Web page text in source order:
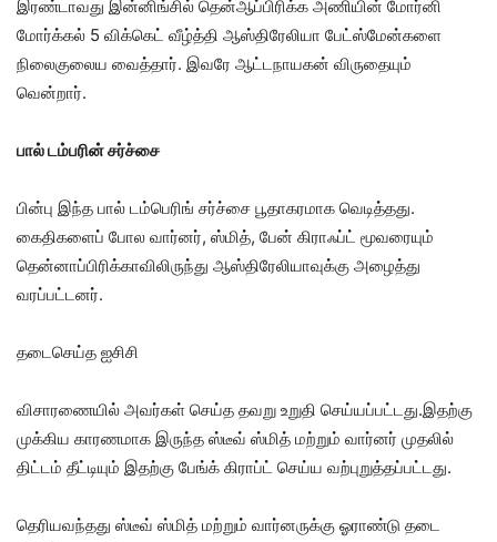
இரண்டாவது இன்னிங்சில் தென்ஆப்பிரிக்க அணியின் மோர்னி
மோர்க்கல் 5 விக்கெட் வீழ்த்தி ஆஸ்திரேலியா பேட்ஸ்மேன்களை
நிலைகுலைய வைத்தார். இவரே ஆட்டநாயகன் விருதையும்
வென்றார்.
பால் டம்பரின் சர்ச்சை
பின்பு இந்த பால் டம்பெரிங் சர்ச்சை பூதாகரமாக வெடித்தது.
கைதிகளைப் போல வார்னர், ஸ்மித், பேன் கிராஃப்ட் மூவரையும்
தென்னாப்பிரிக்காவிலிருந்து ஆஸ்திரேலியாவுக்கு அழைத்து
வரப்பட்டனர்.
தடைசெய்த ஐசிசி
விசாரணையில் அவர்கள் செய்த தவறு உறுதி செய்யப்பட்டது.இதற்கு
முக்கிய காரணமாக இருந்த ஸ்டீவ் ஸ்மித் மற்றும் வார்னர் முதலில்
திட்டம் தீட்டியும் இதற்கு பேங்க் கிராப்ட் செய்ய வற்புறுத்தப்பட்டது.
தெரியவந்தது ஸ்டீவ் ஸ்மித் மற்றும் வார்னருக்கு ஓராண்டு தடை